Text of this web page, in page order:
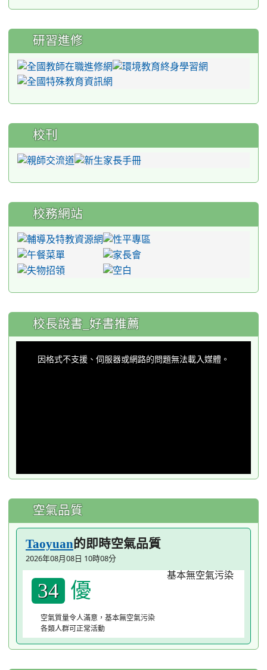
研習進修
校刊
校務網站
:::
校長說書_好書推薦
因格式不支援、伺服器或網路的問題無法載入媒體。
空氣品質
Taoyuan的即時空氣品質
2026年08月08日 10時08分
34 優
空氣質量令人滿意，基本無空氣污染
各類人群可正常活動